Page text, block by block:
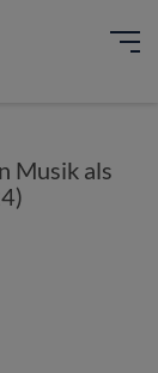
Musik als